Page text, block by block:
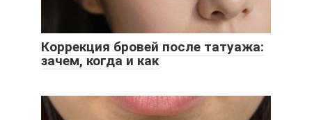
Коррекция бровей после татуажа:
зачем, когда и как